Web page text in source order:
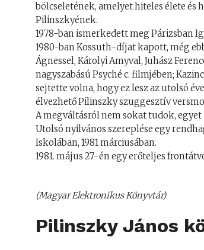
bölcseletének, amelyet hiteles élete
Pilinszkyének.
1978-ban ismerkedett meg Párizsban
1980-ban Kossuth-díjat kapott, még
Ágnessel, Károlyi Amyval, Juhász
nagyszabású Psyché c. filmjében;
sejtette volna, hogy ez lesz az utolsó
élvezhető Pilinszky szuggesztív
A megváltásról nem sokat tudok, egyet
Utolsó nyilvános szereplése egy
Iskolában, 1981 márciusában.
1981. május 27-én egy erőteljes
(Magyar Elektronikus Könyvtár)
Pilinszky János